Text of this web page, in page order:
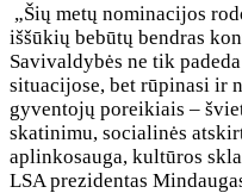
„Šių metų nominacijos
iššūkių bebūtų bendras
Savivaldybės ne tik
situacijose, bet rūpinasi ir
gyventojų poreikiais –
skatinimu, socialinės
aplinkosauga, kultūros
LSA prezidentas